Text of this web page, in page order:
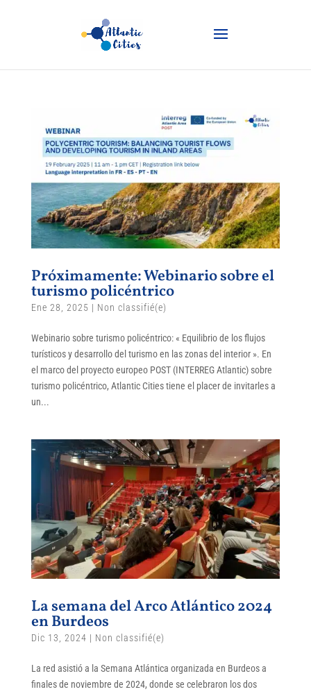
Próximamente: Webinario sobre el
turismo policéntrico
Ene 28, 2025 | Non classifié(e)
Webinario sobre turismo policéntrico: « Equilibrio de los flujos
turísticos y desarrollo del turismo en las zonas del interior ». En
el marco del proyecto europeo POST (INTERREG Atlantic) sobre
turismo policéntrico, Atlantic Cities tiene el placer de invitarles a
un...
La semana del Arco Atlántico 2024
en Burdeos
Dic 13, 2024 | Non classifié(e)
La red asistió a la Semana Atlántica organizada en Burdeos a
finales de noviembre de 2024, donde se celebraron los dos